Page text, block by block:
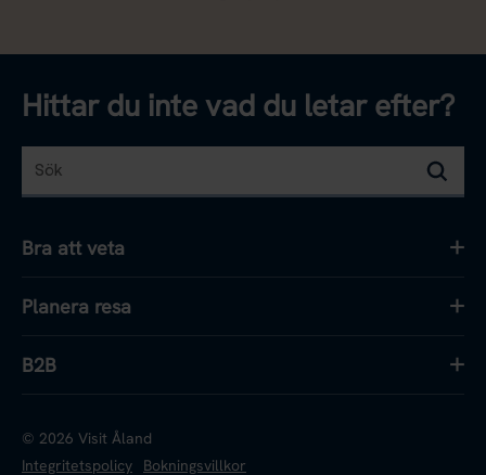
Hittar du inte vad du letar efter?
Sök
Bra att veta
Planera resa
B2B
© 2026 Visit Åland
Integritetspolicy
Bokningsvillkor